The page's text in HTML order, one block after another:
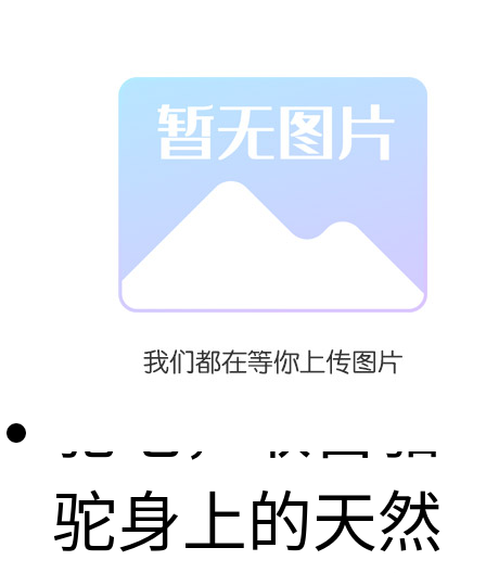
驼毛：来自大
自然的温暖馈
驼毛，取自骆
驼身上的天然